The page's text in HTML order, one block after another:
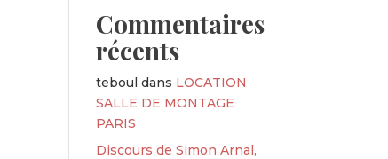
Commentaires
récents
teboul dans LOCATION
SALLE DE MONTAGE
PARIS
Discours de Simon Arnal,